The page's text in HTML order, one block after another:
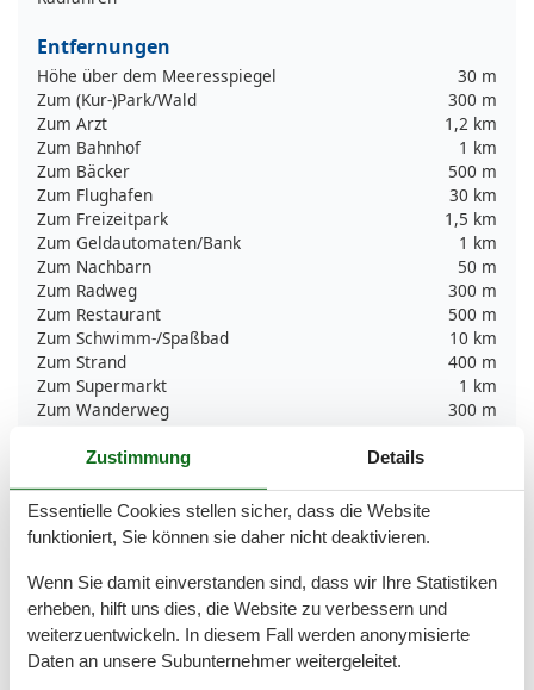
Entfernungen
Höhe über dem Meeresspiegel
30 m
Zum (Kur-)Park/Wald
300 m
Zum Arzt
1,2 km
Zum Bahnhof
1 km
Zum Bäcker
500 m
Zum Flughafen
30 km
Zum Freizeitpark
1,5 km
Zum Geldautomaten/Bank
1 km
Zum Nachbarn
50 m
Zum Radweg
300 m
Zum Restaurant
500 m
Zum Schwimm-/Spaßbad
10 km
Zum Strand
400 m
Zum Supermarkt
1 km
Zum Wanderweg
300 m
Zur Autobahn
Zur Bushaltestelle
Zur Therme
Zur Tourist-Information
Grundeinrichtungen
Baujahr
2009
Größe
Zustimmung Details
Essentielle Cookies stellen sicher, dass die Website
funktioniert, Sie können sie daher nicht deaktivieren.
Wenn Sie damit einverstanden sind, dass wir Ihre Statistiken
erheben, hilft uns dies, die Website zu verbessern und
weiterzuentwickeln. In diesem Fall werden anonymisierte
Daten an unsere Subunternehmer weitergeleitet.